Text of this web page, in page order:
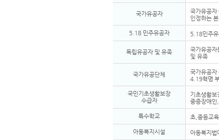
국가유공자
국가유공자
인정하는
5.18 민주유공자 5.18민주
독립유공자 및 유족
국가유공자
및 유족
국가유공단체
국가유공자
4.19혁명
국민기초생활보장
수급자
기초생활
중증장애인
특수학교 초,중등교
아동복지시설 아동복지법